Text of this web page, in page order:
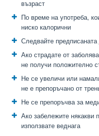
възраст
По време на употреба,
ниско калорични
Следвайте
Ако страдате от
не получи положително
Не се увеличи или
не е препоръчано от
Не се препоръчва за
Ако забележите някакви
използвате веднага